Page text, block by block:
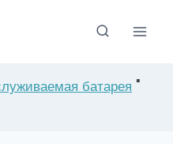
батарея "